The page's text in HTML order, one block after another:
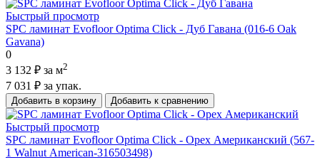
Быстрый просмотр
SPC ламинат Evofloor Optima Click - Дуб Гавана (016-6 Oak
Gavana)
0
3 132 ₽ за м2
7 031 ₽ за упак.
Добавить в корзину Добавить к сравнению
Быстрый просмотр
SPC ламинат Evofloor Optima Click - Орех Американский (567-
1 Walnut Аmerican-316503498)